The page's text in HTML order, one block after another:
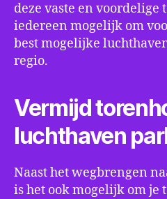
deze vaste en voordelige
iedereen mogelijk om
best mogelijke
regio.
Vermijd
luchthaven
Naast het wegbrengen
is het ook mogelijk om je